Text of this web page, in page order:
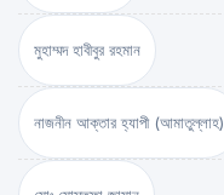
মুহাম্মদ হাবীবুর রহমান
নাজনীন আক্তার হ্যাপী (আমাতুল্লাহ)